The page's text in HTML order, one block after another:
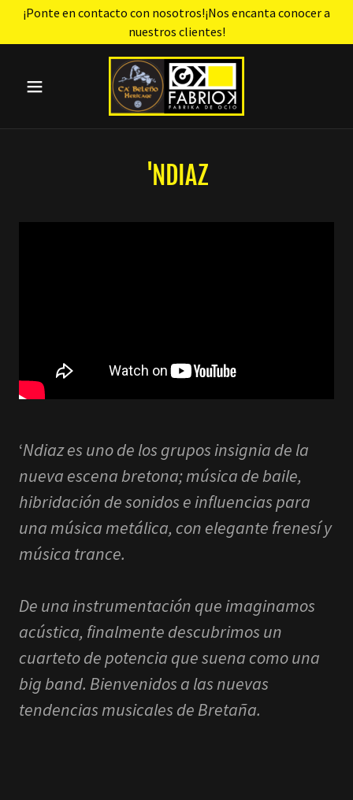
¡Ponte en contacto con nosotros!¡Nos encanta conocer a
nuestros clientes!
'NDIAZ
‘Ndiaz es uno de los grupos insignia de la
nueva escena bretona; música de baile,
hibridación de sonidos e influencias para
una música metálica, con elegante frenesí y
música trance.
De una instrumentación que imaginamos
acústica, finalmente descubrimos un
cuarteto de potencia que suena como una
big band. Bienvenidos a las nuevas
tendencias musicales de Bretaña.